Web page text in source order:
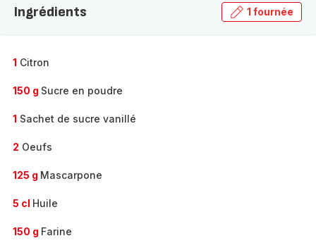
gamme
Ingrédients 1 fournée
1 Citron
150 g Sucre en poudre
1 Sachet de sucre vanillé
2 Oeufs
125 g Mascarpone
5 cl Huile
150 g Farine